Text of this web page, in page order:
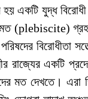
হয় একটি যুদ্ধ
(plebiscite)
বিরোধীতা
রাজ্যের একটি
মত দেখতে। এরা